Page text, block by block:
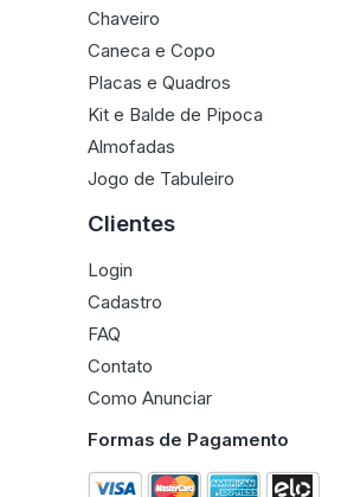
Chaveiro
Caneca e Copo
Placas e Quadros
Kit e Balde de Pipoca
Almofadas
Jogo de Tabuleiro
Clientes
Login
Cadastro
FAQ
Contato
Como Anunciar
Formas de Pagamento